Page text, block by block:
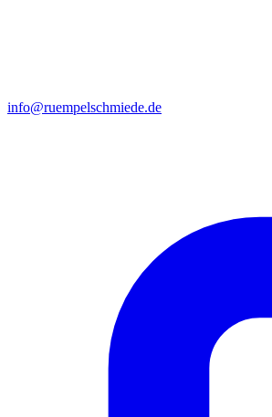
info@ruempelschmiede.de